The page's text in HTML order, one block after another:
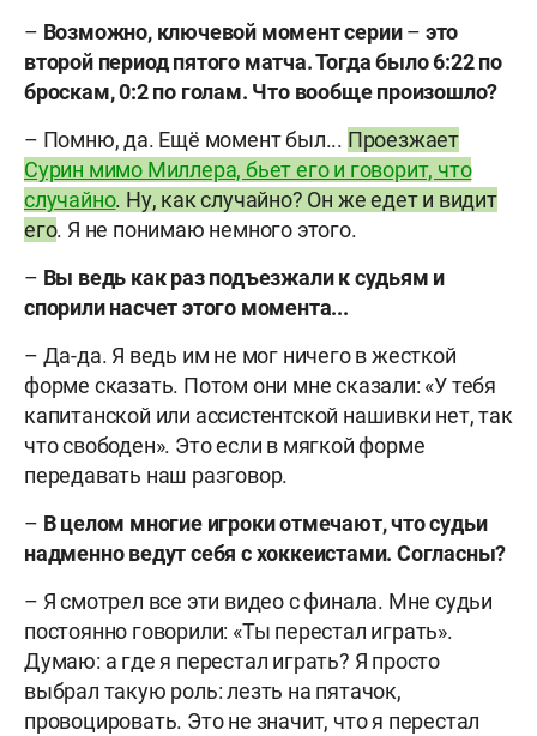
– Возможно, ключевой момент серии– это
второй период пятого матча. Тогда было 6:22 по
броскам, 0:2 по голам. Что вообще произошло?
– Помню, да. Ещё момент был... Проезжает
Сурин мимо Миллера, бьет его и говорит, что
случайно. Ну, как случайно? Он же едет и видит
его. Я не понимаю немного этого.
– Вы ведь как раз подъезжали к судьям и
спорили насчет этого момента...
– Да-да. Я ведь им не мог ничего в жесткой
форме сказать. Потом они мне сказали: «У тебя
капитанской или ассистентской нашивки нет, так
что свободен». Это если в мягкой форме
передавать наш разговор.
– В целом многие игроки отмечают, что судьи
надменно ведут себя с хоккеистами. Согласны?
– Я смотрел все эти видео с финала. Мне судьи
постоянно говорили: «Ты перестал играть».
Думаю: а где я перестал играть? Я просто
выбрал такую роль: лезть на пятачок,
провоцировать. Это не значит, что я перестал